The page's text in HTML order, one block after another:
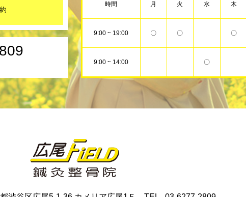
時間 月 火 水 木
9:00 ~ 19:00 〇 〇 〇
9:00 ~ 14:00 〇